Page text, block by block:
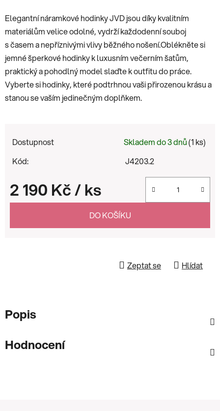
Elegantní náramkové hodinky JVD jsou díky kvalitním
materiálům velice odolné, vydrží každodenní souboj
s časem a nepříznivými vlivy běžného nošení.Oblékněte si
jemné šperkové hodinky k luxusním večerním šatům,
praktický a pohodlný model slaďte k outfitu do práce.
Vyberte si hodinky, které podtrhnou vaši přirozenou krásu a
stanou se vaším jedinečným doplňkem.
Dostupnost Skladem do 3 dnů(1 ks)
Kód:
J4203.2
2 190 Kč/ ks
Měrná cena:
DO KOŠÍKU
Zeptat se Hlídat
Popis
Hodnocení